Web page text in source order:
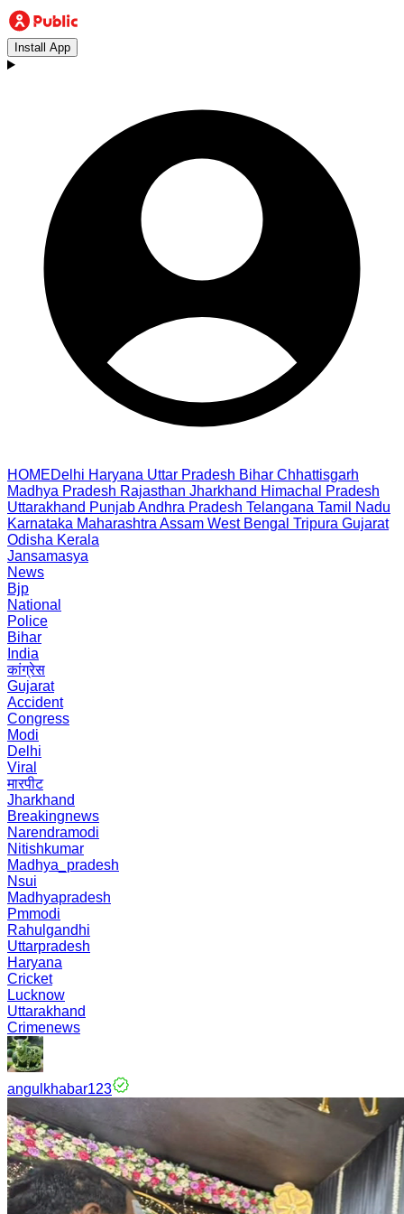
Install App
HOMEDelhi Haryana Uttar Pradesh Bihar Chhattisgarh
Madhya Pradesh Rajasthan Jharkhand Himachal Pradesh
Uttarakhand PunjabAndhra Pradesh Telangana Tamil Nadu
Karnataka Maharashtra Assam West Bengal Tripura Gujarat
Odisha Kerala
Jansamasya
News
Bjp
National
Police
Bihar
India
कांग्रेस
Gujarat
Accident
Congress
Modi
Delhi
Viral
मारपीट
Jharkhand
Breakingnews
Narendramodi
Nitishkumar
Madhya_pradesh
Nsui
Madhyapradesh
Pmmodi
Rahulgandhi
Uttarpradesh
Haryana
Cricket
Lucknow
Uttarakhand
Crimenews
angulkhabar123